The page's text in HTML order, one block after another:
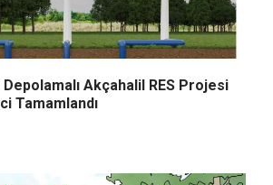
Depolamalı Akçahalil RES Projesi
Tamamlandı